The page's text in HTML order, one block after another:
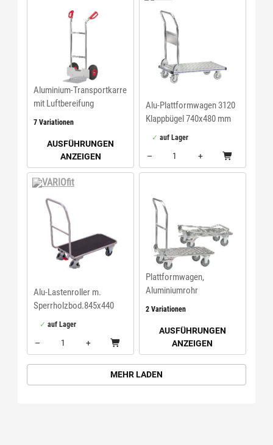
7 Variationen
AUSFÜHRUNGEN
ANZEIGEN
Aluminium-Transportkarre
mit Luftbereifung
Alu-Plattformwagen 3120
Klappbügel 740x480 mm
auf Lager
–
+
Menge: 1
VARIOfit
Alu-Lastenroller m.
Sperrholzbod.845x440
VarioFit
auf Lager
–
+
Menge: 1
2 Variationen
AUSFÜHRUNGEN
ANZEIGEN
Plattformwagen,
Aluminiumrohr
MEHR LADEN